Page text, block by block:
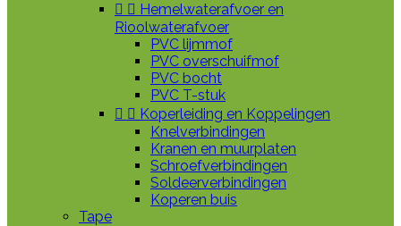
  Hemelwaterafvoer en
Rioolwaterafvoer
PVC lijmmof
PVC overschuifmof
PVC bocht
PVC T-stuk
  Koperleiding en Koppelingen
Knelverbindingen
Kranen en muurplaten
Schroefverbindingen
Soldeerverbindingen
Koperen buis
Tape